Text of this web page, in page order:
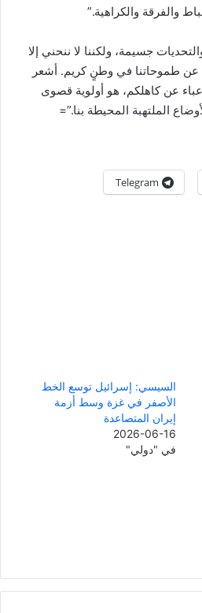
والفرقة والكراهية.”
جسيمة، ولكننا لا ننحني إلا
عن طموحاتنا في وطنٍ كريم. أشعر
عن كاهلكم، هو أولوية قصوى
الملتهبة المحيطة بنا.”=
Telegram
السيسي: إسرائيل توسع الخط
الأصفر في غزة وسط أزمة
إيران المتصاعدة
2026-06-16
في "دولي"